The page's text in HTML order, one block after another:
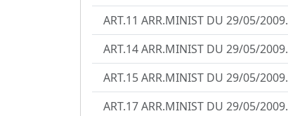
ART.11 ARR.MINIST DU 29/05/2009.
ART.14 ARR.MINIST DU 29/05/2009.
ART.15 ARR.MINIST DU 29/05/2009.
ART.17 ARR.MINIST DU 29/05/2009.